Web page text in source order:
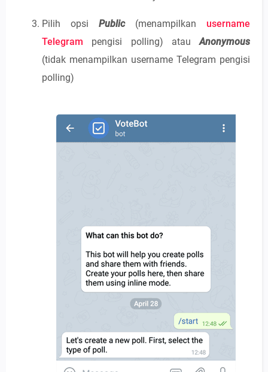
Pilih opsi Public(menampilkan username
Telegram pengisi polling) atauAnonymous
(tidak menampilkan username Telegram pengisi
polling)